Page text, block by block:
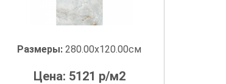
Размеры:280.00x120.00см
Цена: 5121 р/м2